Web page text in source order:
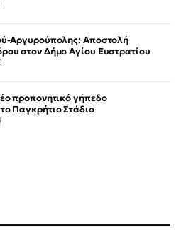
Αργυρούπολης: Αποστολή
στον Δήμο Αγίου Ευστρατίου
προπονητικό γήπεδο
Παγκρήτιο Στάδιο